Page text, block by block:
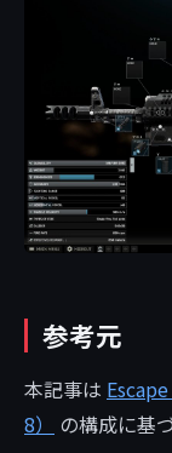
参考元
本記事は
8）
の構成に基